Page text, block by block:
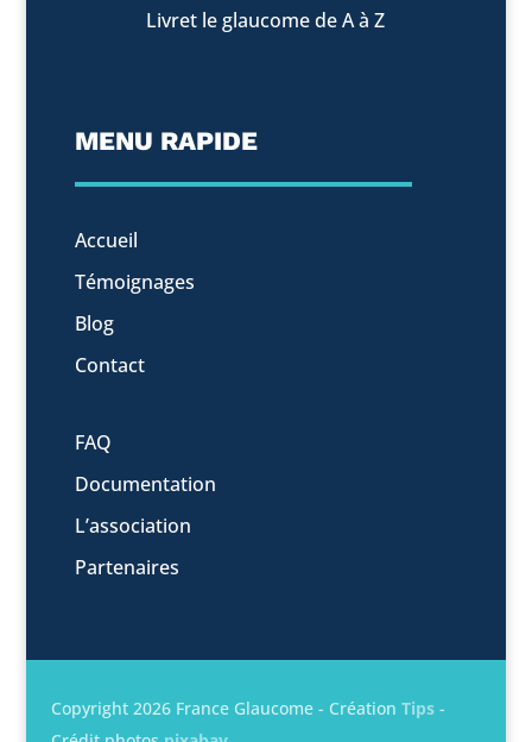
MENU RAPIDE
Accueil
Témoignages
Blog
Contact
FAQ
Documentation
L’association
Partenaires
Livret le glaucome de A à Z
Copyright 2026 France Glaucome - Création Tips-